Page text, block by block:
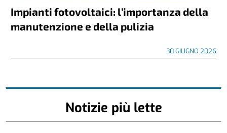
Impianti fotovoltaici: l’importanza della
manutenzione e della pulizia
30 GIUGNO 2026
Notizie più lette